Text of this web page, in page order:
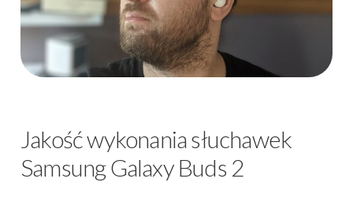
Jakość wykonania słuchawek
Samsung Galaxy Buds 2